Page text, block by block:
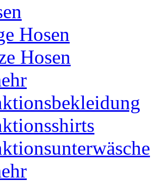
Hosen
Hosen